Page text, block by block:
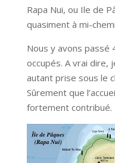
Rapa Nui, ou Ile de
quasiment à mi-
Nous y avons passé
occupés. A vrai dire,
autant prise sous le
Sûrement que
fortement contribué.